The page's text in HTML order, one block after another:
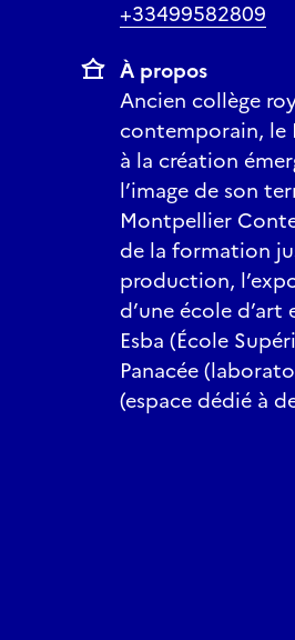
+33499582809
À propos
Ancien collège
contemporain, le
à la création
l’image de son
Montpellier
de la formation
production,
d’une école
Esba (École
Panacée
(espace dédié à